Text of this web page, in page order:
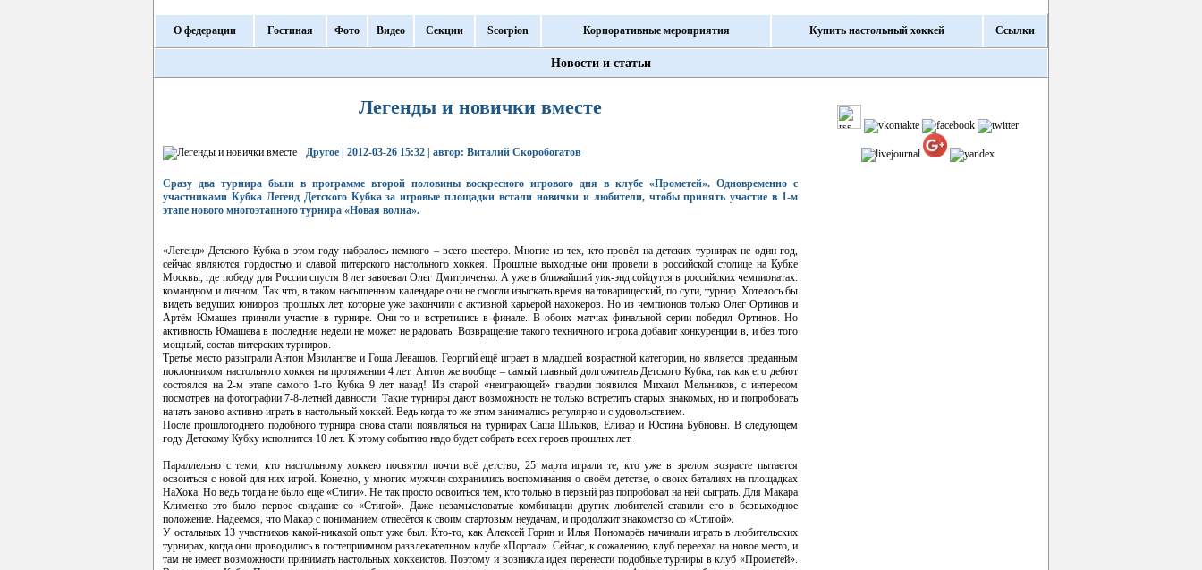
О федерации Гостиная Фото Видео Секции Scorpion Корпоративные мероприятия Купить настольный хоккей Ссылки
Новости и статьи
Легенды и новички вместе
Другое | 2012-03-26 15:32 | автор: Виталий Скоробогатов
Сразу два турнира были в программе второй половины воскресного игрового дня в клубе «Прометей». Одновременно с
участниками Кубка Легенд Детского Кубка за игровые площадки встали новички и любители, чтобы принять участие в 1-м
этапе нового многоэтапного турнира «Новая волна».
«Легенд» Детского Кубка в этом году набралось немного – всего шестеро. Многие из тех, кто провёл на детских турнирах не один год,
сейчас являются гордостью и славой питерского настольного хоккея. Прошлые выходные они провели в российской столице на Кубке
Москвы, где победу для России спустя 8 лет завоевал Олег Дмитриченко. А уже в ближайший уик-энд сойдутся в российских чемпионатах:
командном и личном. Так что, в таком насыщенном календаре они не смогли изыскать время на товарищеский, по сути, турнир. Хотелось бы
видеть ведущих юниоров прошлых лет, которые уже закончили с активной карьерой нахокеров. Но из чемпионов только Олег Ортинов и
Артём Юмашев приняли участие в турнире. Они-то и встретились в финале. В обоих матчах финальной серии победил Ортинов. Но
активность Юмашева в последние недели не может не радовать. Возвращение такого техничного игрока добавит конкуренции в, и без того
мощный, состав питерских турниров.
Третье место разыграли Антон Мзилангве и Гоша Левашов. Георгий ещё играет в младшей возрастной категории, но является преданным
поклонником настольного хоккея на протяжении 4 лет. Антон же вообще – самый главный долгожитель Детского Кубка, так как его дебют
состоялся на 2-м этапе самого 1-го Кубка 9 лет назад! Из старой «неиграющей» гвардии появился Михаил Мельников, с интересом
посмотрев на фотографии 7-8-летней давности. Такие турниры дают возможность не только встретить старых знакомых, но и попробовать
начать заново активно играть в настольный хоккей. Ведь когда-то же этим занимались регулярно и с удовольствием.
После прошлогоднего подобного турнира снова стали появляться на турнирах Саша Шлыков, Елизар и Юстина Бубновы. В следующем
году Детскому Кубку исполнится 10 лет. К этому событию надо будет собрать всех героев прошлых лет.
Параллельно с теми, кто настольному хоккею посвятил почти всё детство, 25 марта играли те, кто уже в зрелом возрасте пытается
освоиться с новой для них игрой. Конечно, у многих мужчин сохранились воспоминания о своём детстве, о своих баталиях на площадках
НаХока. Но ведь тогда не было ещё «Стиги». Не так просто освоиться тем, кто только в первый раз попробовал на ней сыграть. Для Макара
Клименко это было первое свидание со «Стигой». Даже незамысловатые комбинации других любителей ставили его в безвыходное
положение. Надеемся, что Макар с пониманием отнесётся к своим стартовым неудачам, и продолжит знакомство со «Стигой».
У остальных 13 участников какой-никакой опыт уже был. Кто-то, как Алексей Горин и Илья Пономарёв начинали играть в любительских
турнирах, когда они проводились в гостеприимном развлекательном клубе «Портал». Сейчас, к сожалению, клуб переехал на новое место, и
там не имеет возможности принимать настольных хоккеистов. Поэтому и возникла идея перенести подобные турниры в клуб «Прометей».